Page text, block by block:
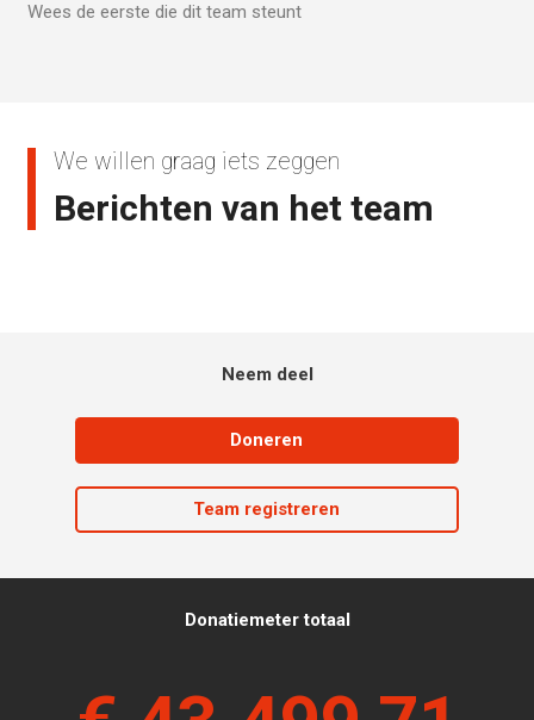
Wees de eerste die dit team steunt
We willen graag iets zeggen
Berichten van het team
Neem deel
Doneren
Team registreren
Donatiemeter totaal